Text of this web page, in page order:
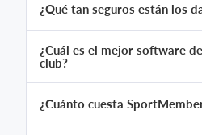
¿Qué tan seguros están los
¿Cuál es el mejor software
club?
¿Cuánto cuesta